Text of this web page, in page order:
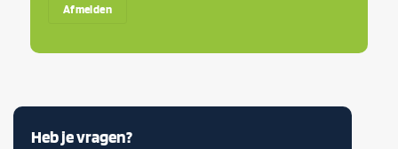
Afmelden
Heb je vragen?